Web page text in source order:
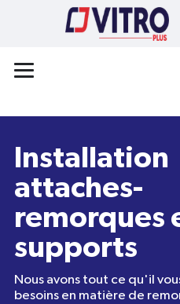
Installation
attaches-
remorques
supports
Nous avons tout ce qu'il
besoins en matière de